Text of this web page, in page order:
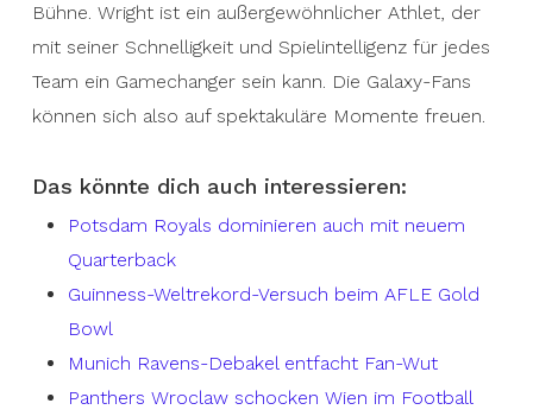
Bühne. Wright ist ein außergewöhnlicher Athlet, der
mit seiner Schnelligkeit und Spielintelligenz für jedes
Team ein Gamechanger sein kann. Die Galaxy-Fans
können sich also auf spektakuläre Momente freuen.
Das könnte dich auch interessieren:
Potsdam Royals dominieren auch mit neuem
Quarterback
Guinness-Weltrekord-Versuch beim AFLE Gold
Bowl
Munich Ravens-Debakel entfacht Fan-Wut
Panthers Wroclaw schocken Wien im Football